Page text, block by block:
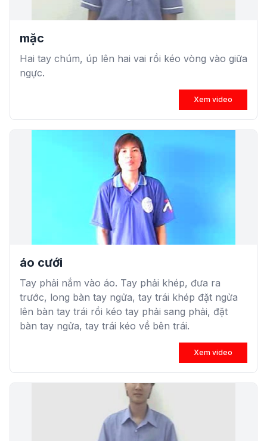
mặc
Hai tay chúm, úp lên hai vai rồi kéo vòng vào giữa
ngực.
Xem video
áo cưới
Tay phải nắm vào áo. Tay phải khép, đưa ra
trước, long bàn tay ngửa, tay trái khép đặt ngửa
lên bàn tay trái rồi kéo tay phải sang phải, đặt
bàn tay ngửa, tay trái kéo về bên trái.
Xem video